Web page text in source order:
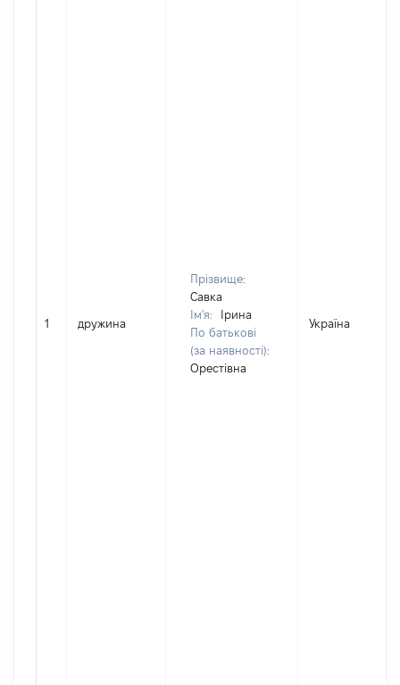
1 дружина
Прізвище:
Савка
Ім'я:
Ірина
По батькові
(за наявності):
Орестівна
Україна